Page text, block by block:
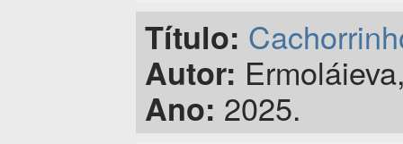
Título:
Autor:
Ano: 2025.